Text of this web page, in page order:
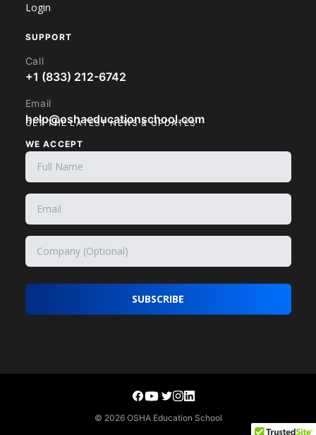
Login
SUPPORT
Call
+1 (833) 212-6742
Email
help@oshaeducationschool.com
WE ACCEPT
GET THE LATEST NEWS & UPDATES
SUBSCRIBE
© 2026 OSHA Education School